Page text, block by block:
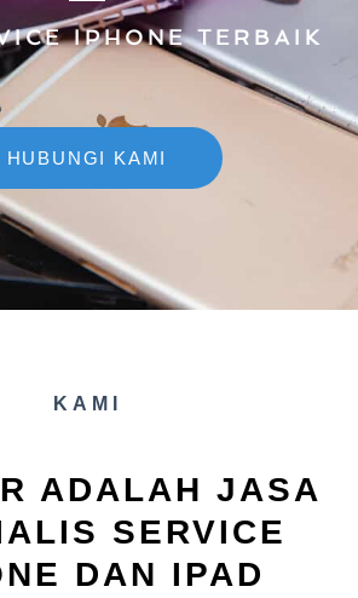
IPHONE TERBAIK
HUBUNGI KAMI
KAMI
ADALAH JASA
SERVICE
DAN IPAD